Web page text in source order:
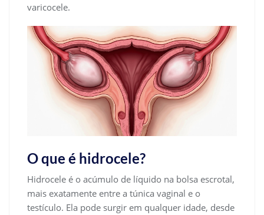
varicocele.
O que é hidrocele?
Hidrocele é o acúmulo de líquido na bolsa escrotal,
mais exatamente entre a túnica vaginal e o
testículo. Ela pode surgir em qualquer idade, desde